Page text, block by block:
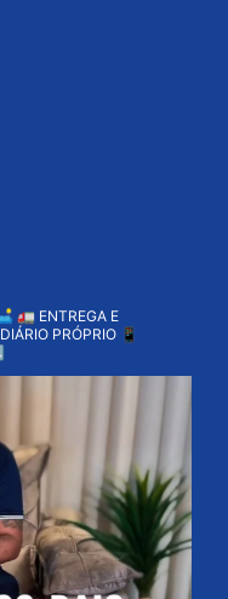
🛋️ 🚛 ENTREGA E
PRÓPRIO 📱